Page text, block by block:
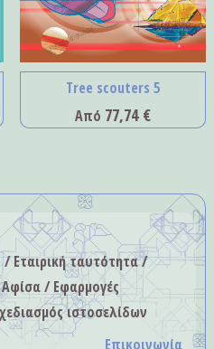
Tree scouters 5
Από 77,74 €
ταυτότητα /
/ Εφαρμογές
ιστοσελίδων
Επικοινωνία